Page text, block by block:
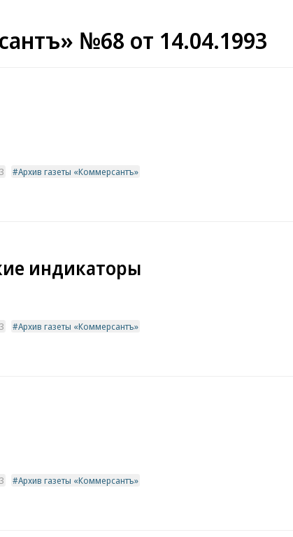
№68 от 14.04.1993
Архив газеты «Коммерсантъ»
индикаторы
Архив газеты «Коммерсантъ»
Архив газеты «Коммерсантъ»